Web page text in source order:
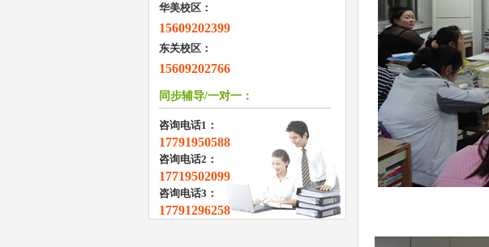
华美校区：
15609202399
东关校区：
15609202766
同步辅导/一对一：
咨询电话1：
17791950588
咨询电话2：
17719502099
咨询电话3：
17791296258